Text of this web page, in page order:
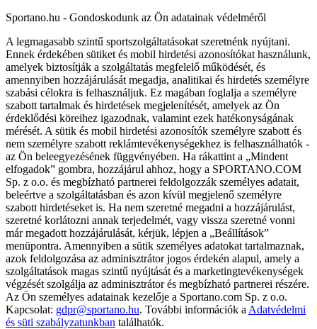
Sportano.hu - Gondoskodunk az Ön adatainak védelméről
A legmagasabb szintű sportszolgáltatásokat szeretnénk nyújtani.
Ennek érdekében sütiket és mobil hirdetési azonosítókat használunk,
amelyek biztosítják a szolgáltatás megfelelő működését, és
amennyiben hozzájárulását megadja, analitikai és hirdetés személyre
szabási célokra is felhasználjuk. Ez magában foglalja a személyre
szabott tartalmak és hirdetések megjelenítését, amelyek az Ön
érdeklődési köreihez igazodnak, valamint ezek hatékonyságának
mérését. A sütik és mobil hirdetési azonosítók személyre szabott és
nem személyre szabott reklámtevékenységekhez is felhasználhatók -
az Ön beleegyezésének függvényében. Ha rákattint a „Mindent
elfogadok” gombra, hozzájárul ahhoz, hogy a SPORTANO.COM
Sp. z o.o. és megbízható partnerei feldolgozzák személyes adatait,
beleértve a szolgáltatásban és azon kívül megjelenő személyre
szabott hirdetéseket is. Ha nem szeretné megadni a hozzájárulást,
szeretné korlátozni annak terjedelmét, vagy vissza szeretné vonni
már megadott hozzájárulását, kérjük, lépjen a „Beállítások”
menüpontra. Amennyiben a sütik személyes adatokat tartalmaznak,
azok feldolgozása az adminisztrátor jogos érdekén alapul, amely a
szolgáltatások magas szintű nyújtását és a marketingtevékenységek
végzését szolgálja az adminisztrátor és megbízható partnerei részére.
Az Ön személyes adatainak kezelője a Sportano.com Sp. z o.o.
Kapcsolat: gdpr@sportano.hu. További információk a Adatvédelmi
és süti szabályzatunkban találhatók.